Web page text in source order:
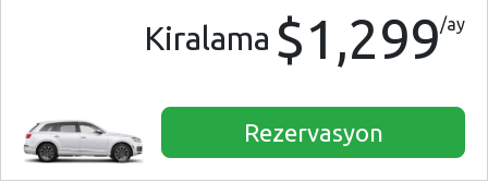
Kiralama $1,299/ay
Rezervasyon